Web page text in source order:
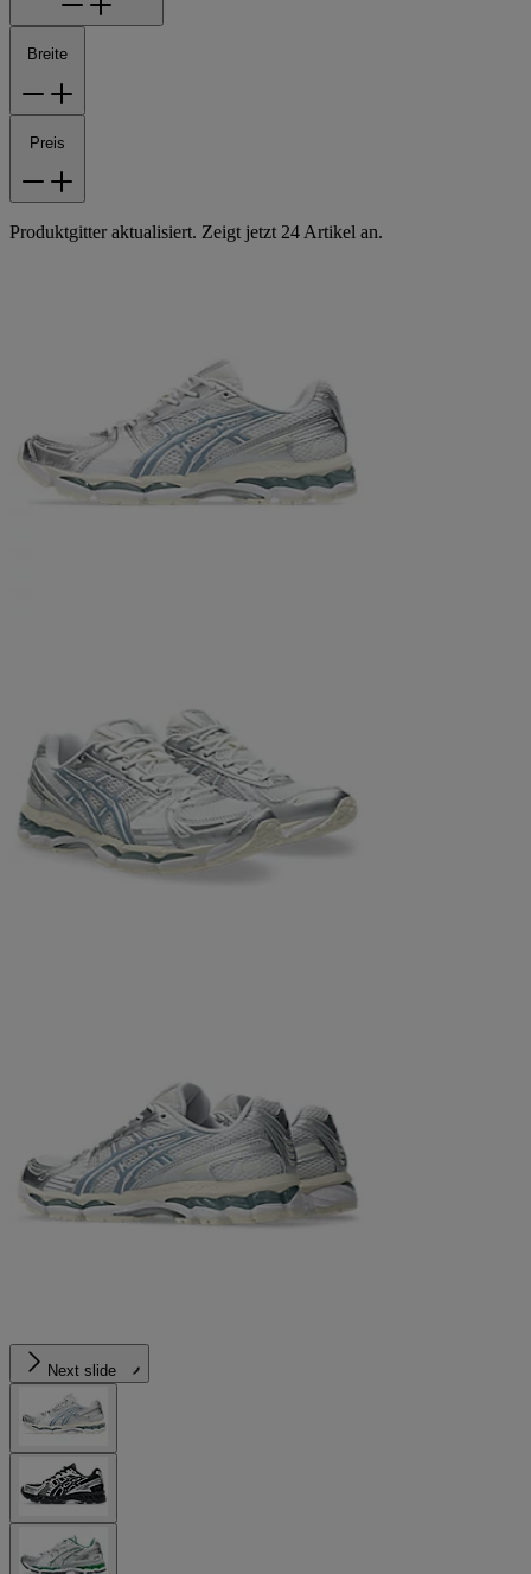
Breite
Preis
Produktgitter aktualisiert. Zeigt jetzt 24 Artikel an.
Next slide